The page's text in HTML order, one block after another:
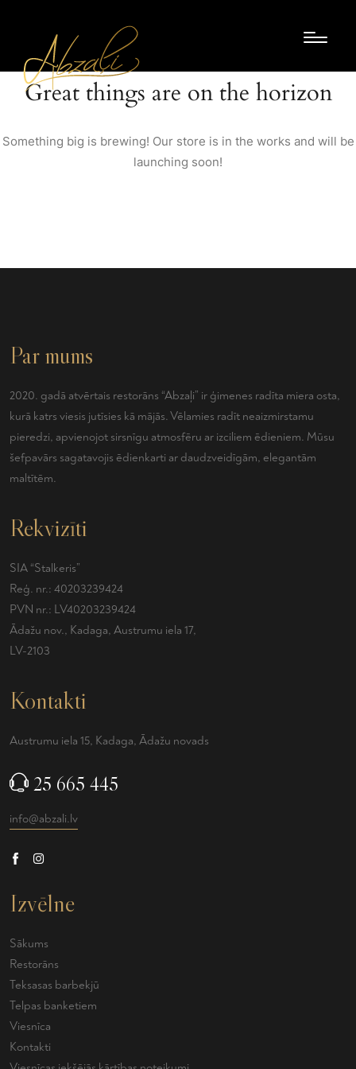
Great things are on the horizon
Something big is brewing! Our store is in the works and will be
launching soon!
Par mums
2020. gadā atvērtais restorāns “Abzaļi” ir ģimenes radīta miera osta,
kurā katrs viesis jutīsies kā mājās. Vēlamies radīt neaizmirstamu
pieredzi, apvienojot sirsnīgu atmosfēru ar izciliem ēdieniem. Mūsu
šefpavārs sagatavojis ēdienkarti ar daudzveidīgām, elegantām
maltītēm.
Rekvizīti
SIA “Stalkeris”
Reģ. nr.: 40203239424
PVN nr.: LV40203239424
Ādažu nov., Kadaga, Austrumu iela 17,
LV-2103
Kontakti
Austrumu iela 15, Kadaga, Ādažu novads
25 665 445
info@abzali.lv
Izvēlne
Sākums
Restorāns
Teksasas barbekjū
Telpas banketiem
Viesnīca
Kontakti